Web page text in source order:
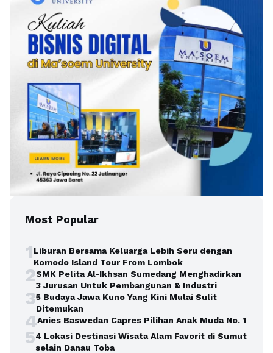
Most Popular
1Liburan Bersama Keluarga Lebih Seru dengan
Komodo Island Tour From Lombok
2SMK Pelita Al-Ikhsan Sumedang Menghadirkan
3 Jurusan Untuk Pembangunan & Industri
35 Budaya Jawa Kuno Yang Kini Mulai Sulit
Ditemukan
4Anies Baswedan Capres Pilihan Anak Muda No. 1
54 Lokasi Destinasi Wisata Alam Favorit di Sumut
selain Danau Toba